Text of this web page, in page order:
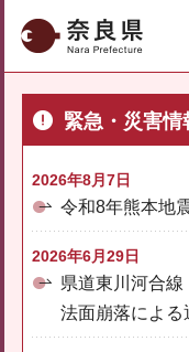
奈良県
緊急・災害情
2026年8月7日
令和8年熊本地
2026年6月29日
県道東川河合
法面崩落による